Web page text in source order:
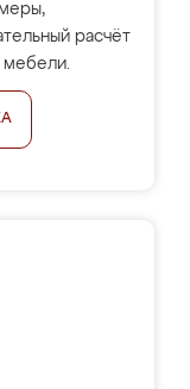
расчёт
мебели.